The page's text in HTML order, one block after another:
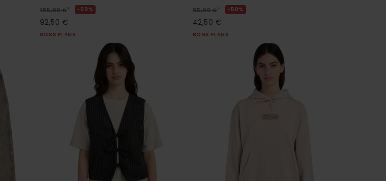
185,00 € * 50%
92,50 €
BONS PLANS
85,00 € * 50%
42,50 €
BONS PLANS